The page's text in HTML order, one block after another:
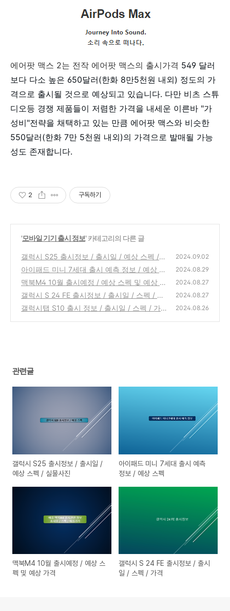
에어팟 맥스 2는 전작 에어팟 맥스의 출시가격 549 달러
보다 다소 높은 650달러(한화 8만5천원 내외) 정도의 가
격으로 출시될 것으로 예상되고 있습니다. 다만 비츠 스튜
디오등 경쟁 제품들이 저렴한 가격을 내세운 이른바 "가
성비"전략을 채택하고 있는 만큼 에어팟 맥스와 비슷한
550달러(한화 7만 5천원 내외)의 가격으로 발매될 가능
성도 존재합니다.
2 구독하기
'모바일 기기 출시 정보' 카테고리의 다른 글
갤럭시 S25 출시정보 / 출시일 / 예상 스펙 /
실물사진
(5)
2024.09.02
아이패드 미니 7세대 출시 예측 정보 / 예상 스
펙
(1)
2024.08.29
맥북M4 10월 출시예정 / 예상 스펙 및 예상 가
격
(1)
2024.08.27
갤럭시 S 24 FE 출시정보 / 출시일 / 스펙 / 가
격
(2)
2024.08.27
갤럭시탭 S10 출시 정보 / 출시일 / 스펙 / 가격 2024.08.26
관련글
갤럭시 S25 출시정보 / 출시일 /
예상 스펙 / 실물사진
아이패드 미니 7세대 출시 예측
정보 / 예상 스펙
맥북M4 10월 출시예정 / 예상 스
펙 및 예상 가격
갤럭시 S 24 FE 출시정보 / 출시
일 / 스펙 / 가격